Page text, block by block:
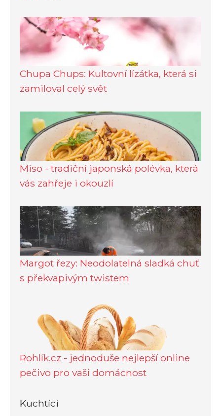
Chupa Chups: Kultovní lízátka, která si
zamiloval celý svět
Miso - tradiční japonská polévka, která
vás zahřeje i okouzlí
Margot řezy: Neodolatelná sladká chuť
s překvapivým twistem
Rohlík.cz - jednoduše nejlepší online
pečivo pro vaši domácnost
Kuchtíci